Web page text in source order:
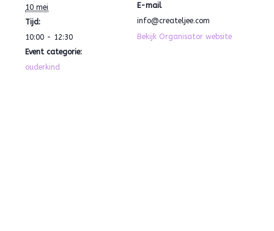
10 mei
Tijd:
10:00 - 12:30
Event categorie:
ouderkind
E-mail
info@createljee.com
Bekijk Organisator website